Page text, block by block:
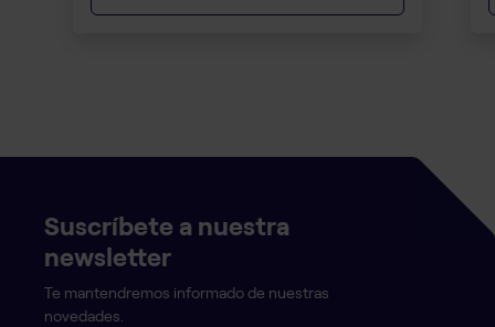
Suscríbete a nuestra
newsletter
Te mantendremos informado de nuestras
novedades.